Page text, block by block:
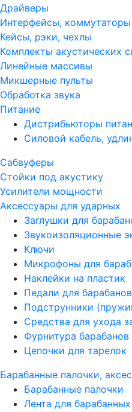
Драйверы
Интерфейсы, коммутаторы
Кейсы, рэки, чехлы
Комплекты акустических
Линейные массивы
Микшерные пульты
Обработка звука
Питание
Дистрибьюторы
Силовой кабель,
Сабвуферы
Стойки под акустику
Усилители мощности
Аксессуары для ударных
Заглушки для
Звукоизоляционные
Ключи
Микрофоны для
Наклейки на пластик
Педали для барабанов
Подструнники
Средства для ухода
Фурнитура барабанов
Цепочки для тарелок
Барабанные палочки,
Барабанные палочки
Лента для